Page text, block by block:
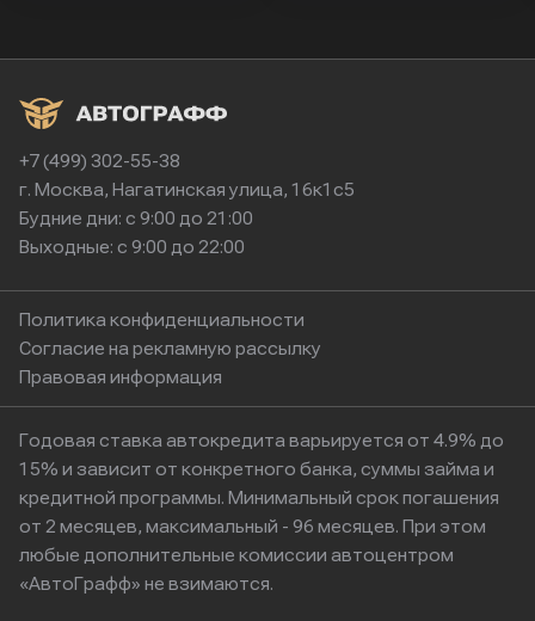
+7 (499) 302-55-38
г. Москва, Нагатинская улица, 16к1с5
Будние дни: с 9:00 до 21:00
Выходные: с 9:00 до 22:00
Политика конфиденциальности
Согласие на рекламную рассылку
Правовая информация
Годовая ставка автокредита варьируется от 4.9% до
15% и зависит от конкретного банка, суммы займа и
кредитной программы. Минимальный срок погашения
от 2 месяцев, максимальный - 96 месяцев. При этом
любые дополнительные комиссии автоцентром
«АвтоГрафф» не взимаются.